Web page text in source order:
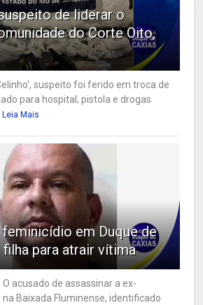
de liderar o
do Corte Oito,
suspeito foi ferido em troca de
para hospital; pistola e drogas
Leia Mais
em Duque de
filha para atrair vítima
O acusado de assassinar a ex-
Baixada Fluminense, identificado